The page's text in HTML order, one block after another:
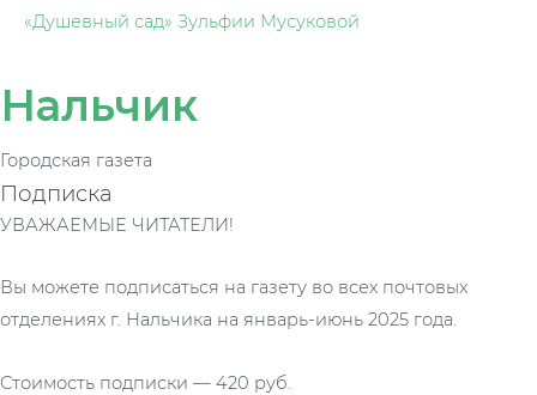
«Душевный сад» Зульфии Мусуковой
Нальчик
Городская газета
Подписка
УВАЖАЕМЫЕ ЧИТАТЕЛИ!
Вы можете подписаться на газету во всех почтовых
отделениях г. Нальчика на январь-июнь 2025 года.
Стоимость подписки — 420 руб.